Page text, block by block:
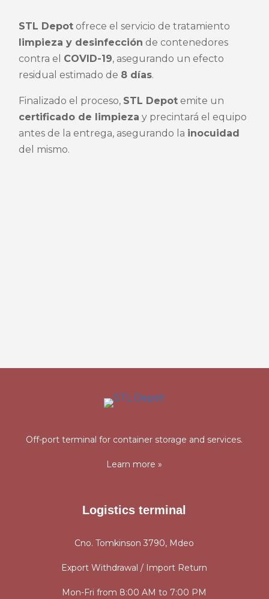
STL Depot ofrece el servicio de tratamiento
limpieza y desinfección de contenedores
contra el COVID-19, asegurando un efecto
residual estimado de 8 días.
Finalizado el proceso, STL Depot emite un
certificado de limpieza y precintará el equipo
antes de la entrega, asegurando la inocuidad
del mismo.
Off-port terminal for container storage and services.
Learn more »
Logistics terminal
Cno. Tomkinson 3790, Mdeo
Export Withdrawal / Import Return
Mon-Fri from 8:00 AM to 7:00 PM